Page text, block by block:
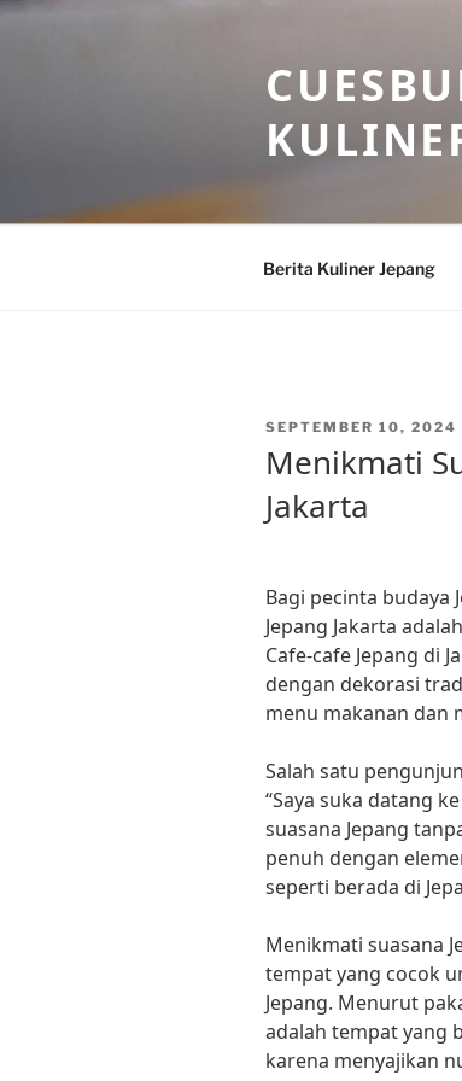
Skip
Berita Kuliner Jepang
POSTED
SEPTEMBER 10, 2024
Menikmati
Jakarta
Bagi pecinta budaya
Jepang Jakarta
Cafe-cafe Jepang di
dengan dekorasi
menu makanan dan
Salah satu
“Saya suka datang
suasana Jepang
penuh dengan
seperti berada di
Menikmati suasana
tempat yang cocok
Jepang. Menurut
adalah tempat yang
karena menyajikan